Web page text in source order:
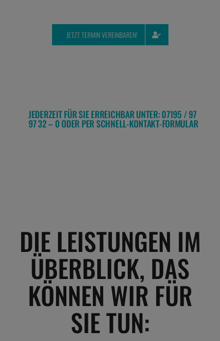
JETZT TERMIN VEREINBAREN!
JEDERZEIT FÜR SIE ERREICHBAR UNTER: 07195 / 97
97 32 – 0 ODER PER SCHNELL-KONTAKT-FORMULAR
DIE LEISTUNGEN IM
ÜBERBLICK, DAS
KÖNNEN WIR FÜR
SIE TUN: